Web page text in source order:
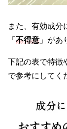
また、有効成分
「 不得意 」があ
下記の表で特徴
で参考にしてく